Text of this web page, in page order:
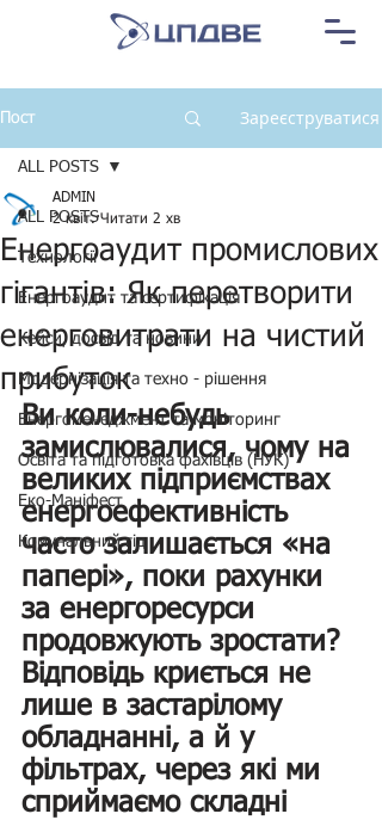
Пост Зареєструватися
ALL POSTS
Технології
Енергоаудит та сертифікація
Кейси, досвід та новини
Модернізація та техно - рішення
Енергоменеджмент та моніторинг
Освіта та підготовка фахівців (НУК)
Еко-Маніфест
Комунальний гід
ALL POSTS
Енергоаудит промислових
гігантів: Як перетворити
енерговитрати на чистий
прибуток
ADMIN
2 квіт. Читати 2 хв
Ви коли-небудь
замислювалися, чому на
великих підприємствах
енергоефективність
часто залишається «на
папері», поки рахунки
за енергоресурси
продовжують зростати?
Відповідь криється не
лише в застарілому
обладнанні, а й у
фільтрах, через які ми
сприймаємо складні